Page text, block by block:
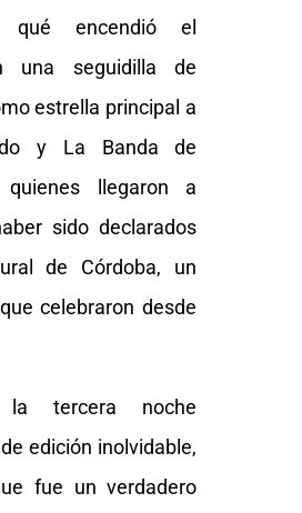
qué encendió el
una seguidilla de
estrella principal a
y La Banda de
quienes llegaron a
sido declarados
de Córdoba, un
celebraron desde
la tercera noche
edición inolvidable,
fue un verdadero